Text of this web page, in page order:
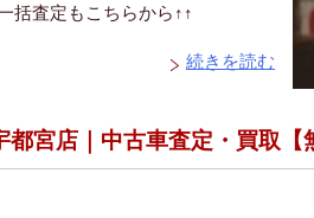
括査定もこちらから↑↑
続きを読む
都宮店｜中古車査定・買取【